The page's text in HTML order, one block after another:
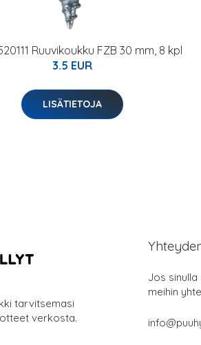
Ruuvikoukku FZB 30 mm, 8 kpl
3.5 EUR
LISÄTIETOJA
tarvitsemasi
verkosta.
Jos
meihin